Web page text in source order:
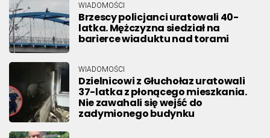
WIADOMOŚCI
Brzescy policjanci uratowali 40-
latka. Mężczyzna siedział na
barierce wiaduktu nad torami
WIADOMOŚCI
Dzielnicowi z Głuchołaz uratowali
37-latka z płonącego mieszkania.
Nie zawahali się wejść do
zadymionego budynku